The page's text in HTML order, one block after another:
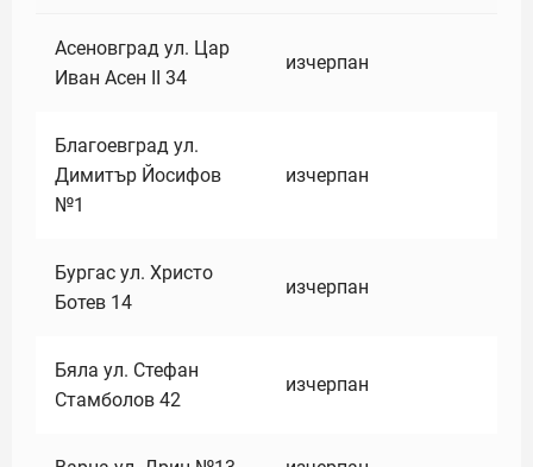
Асеновград ул. Цар
Иван Асен II 34
изчерпан
Благоевград ул.
Димитър Йосифов
№1
изчерпан
Бургас ул. Христо
Ботев 14
изчерпан
Бяла ул. Стефан
Стамболов 42
изчерпан